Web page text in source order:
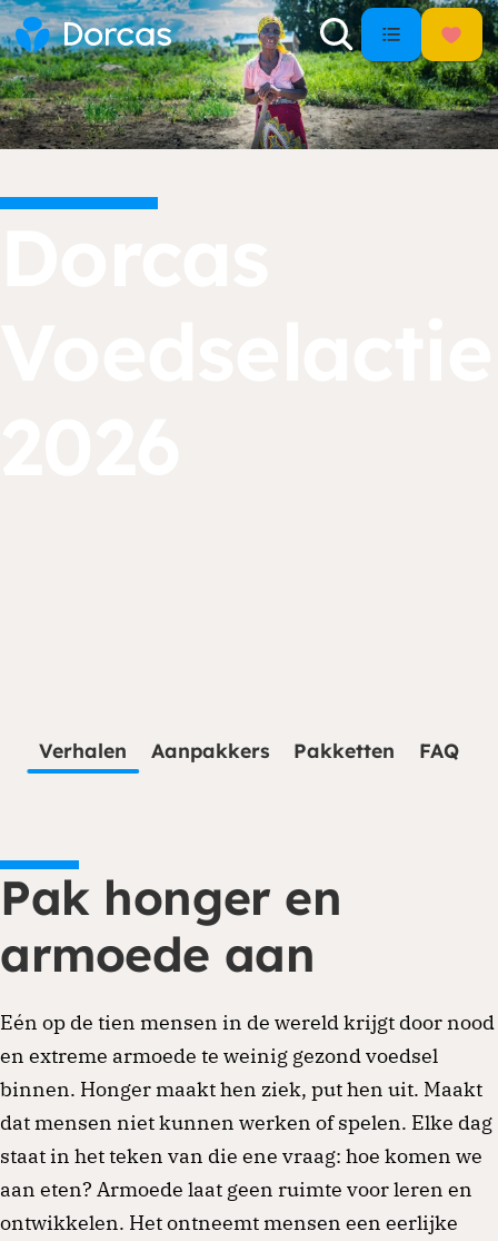
Verhalen Aanpakkers Pakketten FAQ
Pak honger en
armoede aan
Eén op de tien mensen in de wereld krijgt door nood
en extreme armoede te weinig gezond voedsel
binnen. Honger maakt hen ziek, put hen uit. Maakt
dat mensen niet kunnen werken of spelen. Elke dag
staat in het teken van die ene vraag: hoe komen we
aan eten? Armoede laat geen ruimte voor leren en
ontwikkelen. Het ontneemt mensen een eerlijke
bijdragen. Periodiek schenken biedt ook